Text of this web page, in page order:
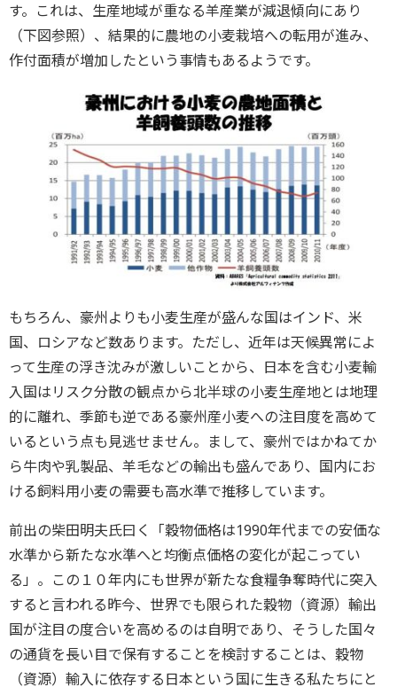
す。これは、生産地域が重なる羊産業が減退傾向にあり
（下図参照）、結果的に農地の小麦栽培への転用が進み、
作付面積が増加したという事情もあるようです。
もちろん、豪州よりも小麦生産が盛んな国はインド、米
国、ロシアなど数あります。ただし、近年は天候異常によ
って生産の浮き沈みが激しいことから、日本を含む小麦輸
入国はリスク分散の観点から北半球の小麦生産地とは地理
的に離れ、季節も逆である豪州産小麦への注目度を高めて
いるという点も見逃せません。まして、豪州ではかねてか
ら牛肉や乳製品、羊毛などの輸出も盛んであり、国内にお
ける飼料用小麦の需要も高水準で推移しています。
前出の柴田明夫氏曰く「穀物価格は1990年代までの安価な
水準から新たな水準へと均衡点価格の変化が起こってい
る」。この１０年内にも世界が新たな食糧争奪時代に突入
すると言われる昨今、世界でも限られた穀物（資源）輸出
国が注目の度合いを高めるのは自明であり、そうした国々
の通貨を長い目で保有することを検討することは、穀物
（資源）輸入に依存する日本という国に生きる私たちにと